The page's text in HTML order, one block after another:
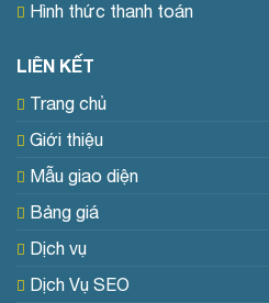
Hình thức thanh toán
LIÊN KẾT
Trang chủ
Giới thiệu
Mẫu giao diện
Bảng giá
Dịch vụ
Dịch Vụ SEO